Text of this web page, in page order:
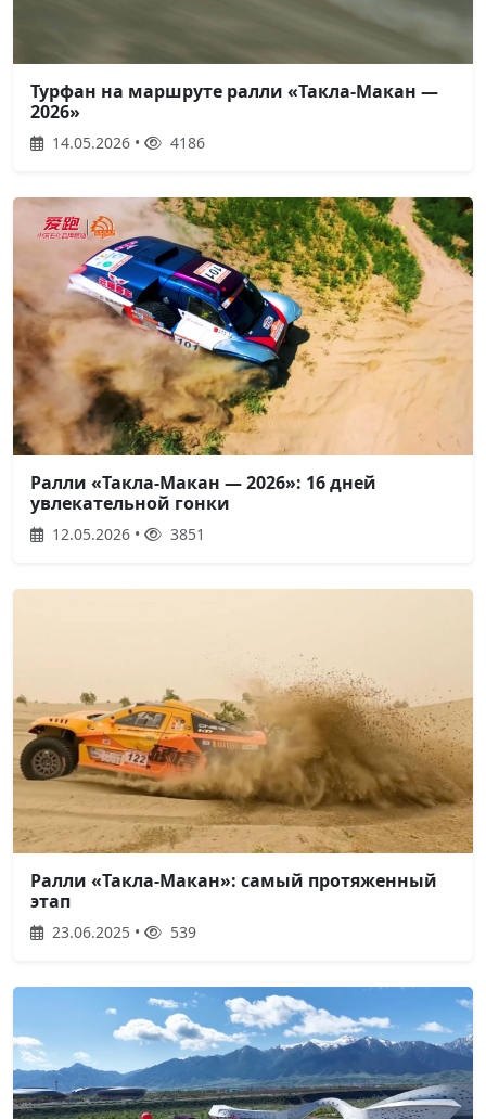
Турфан на маршруте ралли «Такла-Макан —
2026»
14.05.2026 • 4186
Ралли «Такла-Макан — 2026»: 16 дней
увлекательной гонки
12.05.2026 • 3851
Ралли «Такла-Макан»: самый протяженный
этап
23.06.2025 • 539